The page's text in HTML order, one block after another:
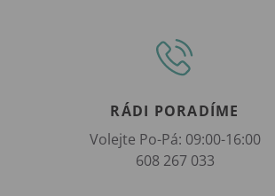
RÁDI PORADÍME
Volejte Po-Pá: 09:00-16:00
608 267 033